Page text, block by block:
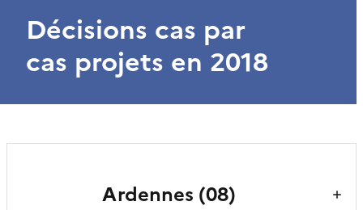
Décisions cas par
cas projets en 2018
Ardennes (08)